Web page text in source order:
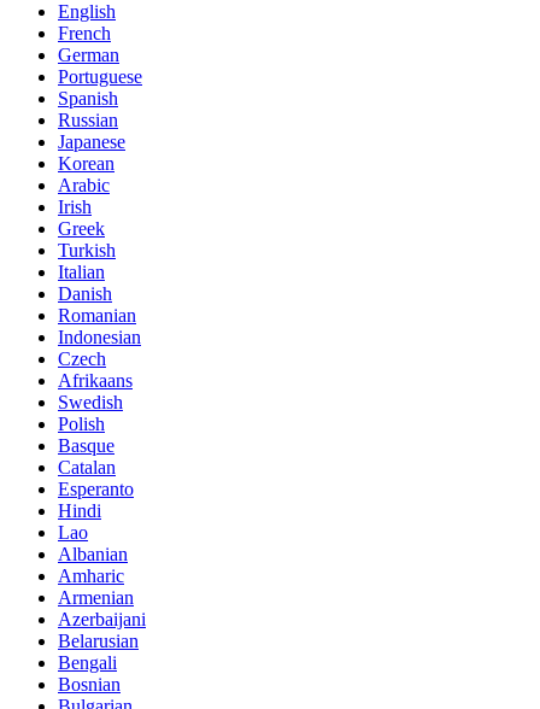
English
French
German
Portuguese
Spanish
Russian
Japanese
Korean
Arabic
Irish
Greek
Turkish
Italian
Danish
Romanian
Indonesian
Czech
Afrikaans
Swedish
Polish
Basque
Catalan
Esperanto
Hindi
Lao
Albanian
Amharic
Armenian
Azerbaijani
Belarusian
Bengali
Bosnian